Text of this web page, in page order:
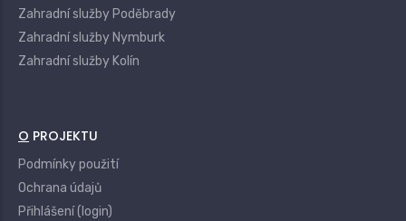
Zahradní služby Poděbrady
Zahradní služby Nymburk
Zahradní služby Kolín
O PROJEKTU
Podmínky použití
Ochrana údajů
Přihlášení (login)